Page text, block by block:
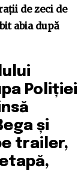
de zeci de
abia după
Poliției
și
trailer,